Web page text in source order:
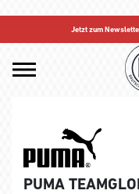
Jetzt zum
PUMA